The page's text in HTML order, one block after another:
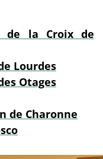
de la Croix de
Lourdes
Otages
de Charonne